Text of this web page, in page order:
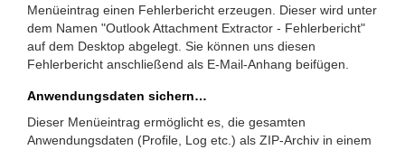
Menüeintrag einen Fehlerbericht erzeugen. Dieser wird unter
dem Namen "Outlook Attachment Extractor - Fehlerbericht"
auf dem Desktop abgelegt. Sie können uns diesen
Fehlerbericht anschließend als E-Mail-Anhang beifügen.
Anwendungsdaten sichern…
Dieser Menüeintrag ermöglicht es, die gesamten
Anwendungsdaten (Profile, Log etc.) als ZIP-Archiv in einem